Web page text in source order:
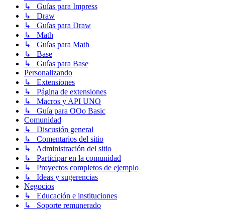
↳ Guías para Impress
↳ Draw
↳ Guías para Draw
↳ Math
↳ Guías para Math
↳ Base
↳ Guías para Base
Personalizando
↳ Extensiones
↳ Página de extensiones
↳ Macros y API UNO
↳ Guía para OOo Basic
Comunidad
↳ Discusión general
↳ Comentarios del sitio
↳ Administración del sitio
↳ Participar en la comunidad
↳ Proyectos completos de ejemplo
↳ Ideas y sugerencias
Negocios
↳ Educación e instituciones
↳ Soporte remunerado